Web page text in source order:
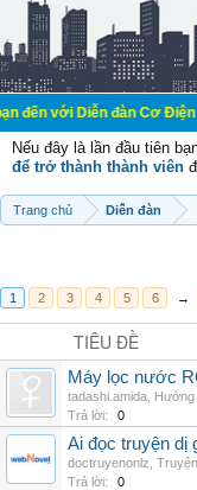
Diễn đàn Cơ Điện - Diễn
Nếu đây là lần đầu tiên
để trở thành thành viên
Trang chủ Diễn đàn
1 2 3 4 5 6 →
TIÊU ĐỀ
Máy lọc nước
tadashi.amida Hướng
Trả lời:
0
Ai đọc truyện dị
doctruyenonlz Truyện
Trả lời:
0